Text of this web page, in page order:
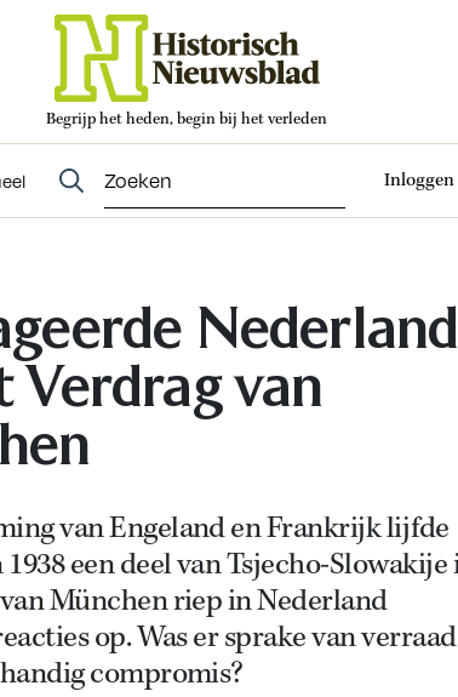
Begrijp het heden, begin bij het verleden
Inloggen
Nederland
Verdrag van
van Engeland en Frankrijk lijfde
een deel van Tsjecho-Slowakije
München riep in Nederland
op. Was er sprake van
compromis?